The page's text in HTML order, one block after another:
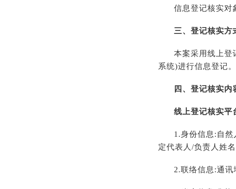
信息登记核实对
三、登记核实方
本案采用线上登
系统)进行信息登记
四、登记核实内
线上登记核实平
1.身份信息:自
定代表人/负责人姓
2.联络信息:通讯